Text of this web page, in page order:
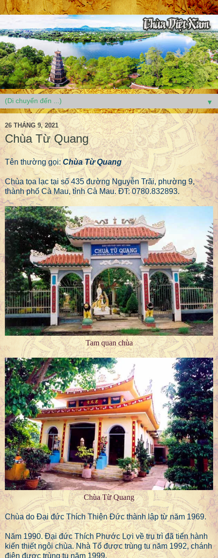
▼
26 THÁNG 9, 2021
Chùa Từ Quang
Tên thường gọi:Chùa Từ Quang
Chùa tọa lạc tại số 435 đường Nguyễn Trãi, phường 9,
thành phố Cà Mau, tỉnh Cà Mau. ĐT: 0780.832893.
Tam quan chùa
Chùa Từ Quang
Chùa do Đại đức Thích Thiện Đức thành lập từ năm 1969.
Năm 1990. Đại đức Thích Phước Lợi về trụ trì đã tiến hành
kiến thiết ngôi chùa. Nhà Tổ được trùng tu năm 1992, chánh
điện được trùng tu năm 1999.